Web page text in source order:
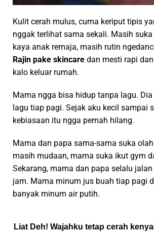
Kulit cerah mulus, cuma keriput tipis
nggak terlihat sama sekali. Masih
kaya anak remaja, masih rutin
Rajin pake skincare dan mesti rapi
kalo keluar rumah.
Mama ngga bisa hidup tanpa lagu.
lagu tiap pagi. Sejak aku kecil sampai
kebiasaan itu ngga pernah hilang.
Mama dan papa sama-sama suka
masih mudaan, mama suka ikut gym
Sekarang, mama dan papa selalu
jam. Mama minum jus buah tiap pagi
banyak minum air putih.
Liat Deh! Wajahku tetap cerah